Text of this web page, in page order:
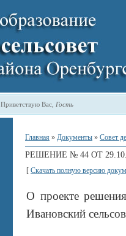
Приветствую Вас Гость
Главная » Документы » Совет
РЕШЕНИЕ № 44 ОТ
[ Скачать полную версию
О проекте
Ивановский